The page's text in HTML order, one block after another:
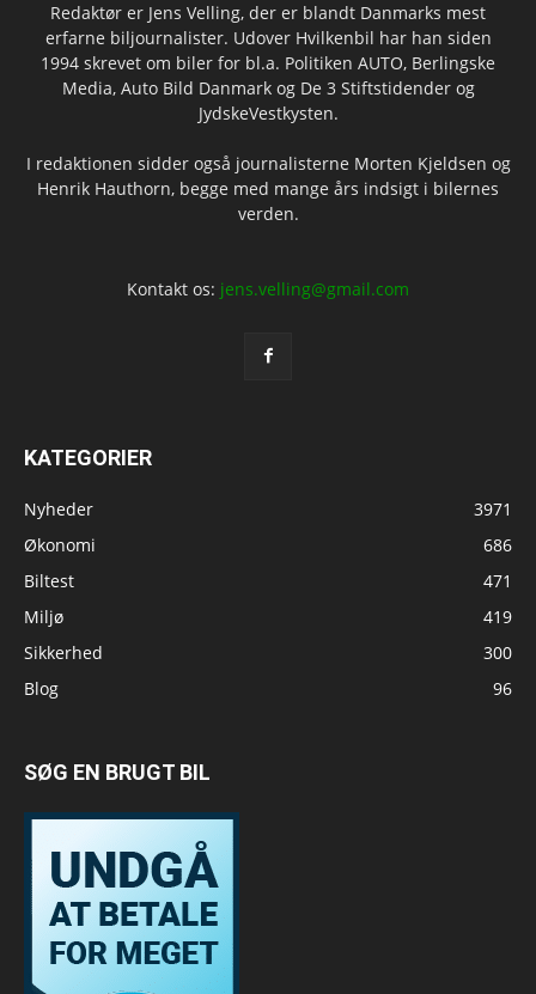
Redaktør er Jens Velling, der er blandt Danmarks mest
erfarne biljournalister. Udover Hvilkenbil har han siden
1994 skrevet om biler for bl.a. Politiken AUTO, Berlingske
Media, Auto Bild Danmark og De 3 Stiftstidender og
JydskeVestkysten.
I redaktionen sidder også journalisterne Morten Kjeldsen og
Henrik Hauthorn, begge med mange års indsigt i bilernes
verden.
Kontakt os: jens.velling@gmail.com
KATEGORIER
Nyheder
3971
Økonomi
686
Biltest
471
Miljø
419
Sikkerhed
300
Blog
96
SØG EN BRUGT BIL